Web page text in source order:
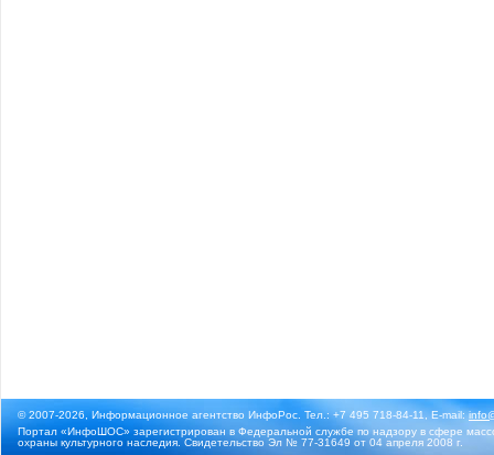
© 2007-2026, Информационное агентство ИнфоРос. Тел.: +7 495 718-84-11, E-mail:
Портал «ИнфоШОС» зарегистрирован в Федеральной службе по надзору в сфере
охраны культурного наследия. Свидетельство Эл № 77-31649 от 04 апреля 2008 г.